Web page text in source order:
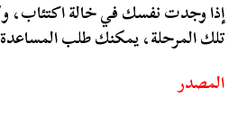
إذا وجدت نفسك في خالة اكتئاب،
تلك المرحلة، يمكنك طلب
المصدر